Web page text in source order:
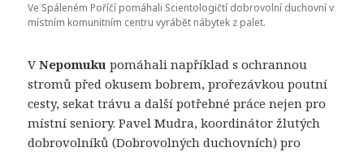
Ve Spáleném Poříčí pomáhali Scientologičtí dobrovolní duchovní v
místním komunitním centru vyrábět nábytek z palet.
VNepomuku pomáhali například s ochrannou
stromů před okusem bobrem, prořezávkou poutní
cesty, sekat trávu a další potřebné práce nejen pro
místní seniory. Pavel Mudra, koordinátor žlutých
dobrovolníků (Dobrovolných duchovních) pro